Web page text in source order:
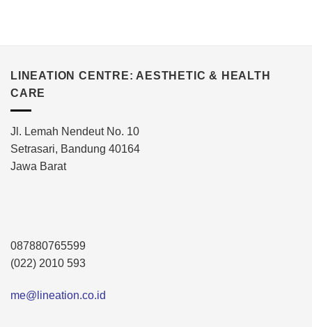
LINEATION CENTRE: AESTHETIC & HEALTH
CARE
Jl. Lemah Nendeut No. 10
Setrasari, Bandung 40164
Jawa Barat
087880765599
(022) 2010 593
me@lineation.co.id